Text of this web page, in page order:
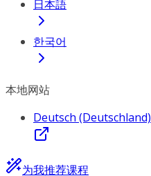
日本語
한국어
本地网站
Deutsch (Deutschland)
为我推荐课程